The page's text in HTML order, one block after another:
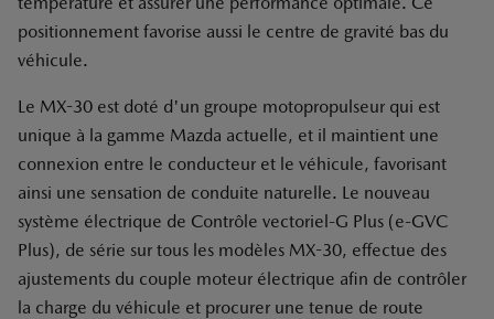
positionnement favorise aussi le centre de gravité bas du
véhicule.
Le MX-30 est doté d'un groupe motopropulseur qui est
unique à la gamme Mazda actuelle, et il maintient une
connexion entre le conducteur et le véhicule, favorisant
ainsi une sensation de conduite naturelle. Le nouveau
système électrique de Contrôle vectoriel-G Plus (e-GVC
Plus), de série sur tous les modèles MX-30, effectue des
ajustements du couple moteur électrique afin de contrôler
la charge du véhicule et procurer une tenue de route